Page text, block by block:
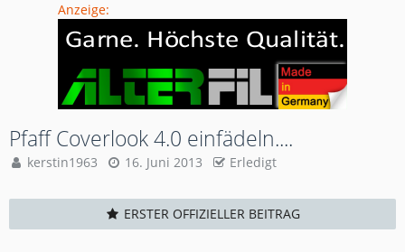
Anzeige:
Pfaff Coverlook 4.0 einfädeln....
kerstin1963 16. Juni 2013 Erledigt
ERSTER OFFIZIELLER BEITRAG